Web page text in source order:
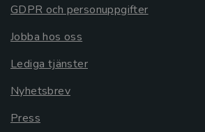
GDPR och personuppgifter
Jobba hos oss
Lediga tjänster
Nyhetsbrev
Press